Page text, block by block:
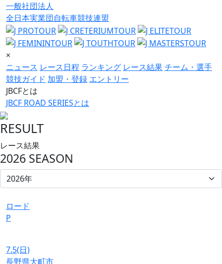
一般社団法人
全日本実業団自転車競技連盟
×
ニュース レース日程 ランキング レース結果チーム・選手
競技ガイド 加盟・登録 エントリー
JBCFとは
JBCF ROAD SERIESとは
RESULT
レース結果
2026 SEASON
ロード
P
7.5(日)
長野県大町市